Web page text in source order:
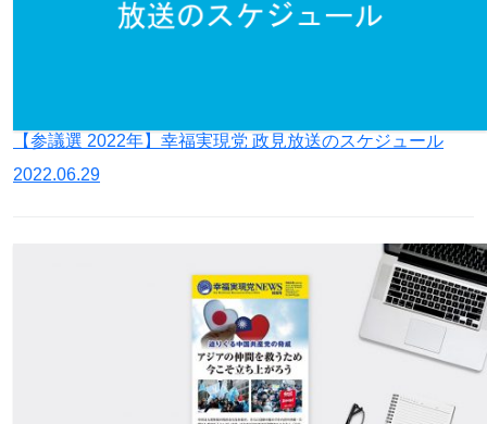
【参議選 2022年】幸福実現党 政見放送のスケジュール
2022.06.29